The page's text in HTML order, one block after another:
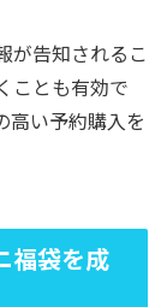
が告知されるこ
ことも有効で
高い予約購入を
福袋を成